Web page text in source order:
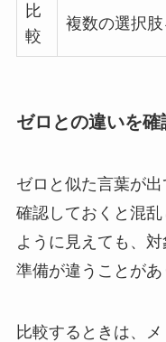
比
較
複数の選択
ゼロとの違いを確
ゼロと似た言葉が
確認しておくと混
ように見えても、
準備が違うことがあ
比較するときは、メ